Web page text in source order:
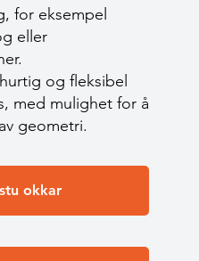
for eksempel
eller
og fleksibel
med mulighet for å
geometri.
okkar